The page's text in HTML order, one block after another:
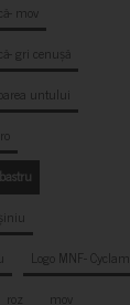
mov
gri cenușă
untului
Logo MNF- Cyclam
roz
mov